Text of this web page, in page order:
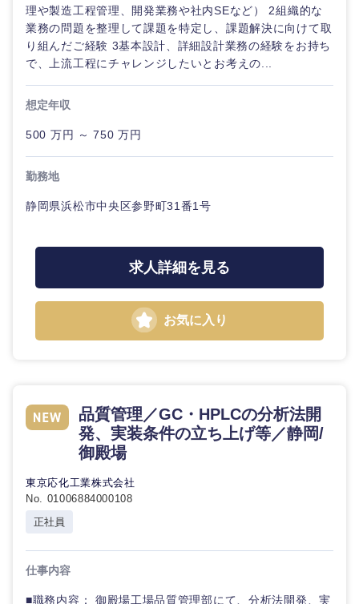
滋賀県
大阪府
奈良県
理や製造工程管理、開発業務や社内SEなど） 2組織的な
業務の問題を整理して課題を特定し、課題解決に向けて取
り組んだご経験 3基本設計、詳細設計業務の経験をお持ち
で、上流工程にチャレンジしたいとお考えの...
想定年収
500 万円 ～ 750 万円
勤務地
静岡県浜松市中央区参野町31番1号
求人詳細を見る
お気に入り
品質管理／GC・HPLCの分析法開
発、実装条件の立ち上げ等／静岡/
御殿場
東京応化工業株式会社
No. 01006884000108
正社員
仕事内容
■職務内容： 御殿場工場品質管理部にて、分析法開発、実